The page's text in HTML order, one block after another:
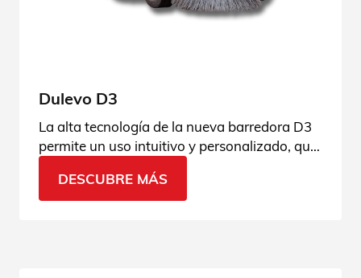
Dulevo D3
La alta tecnología de la nueva barredora D3
permite un uso intuitivo y personalizado, que
DESCUBRE MÁS